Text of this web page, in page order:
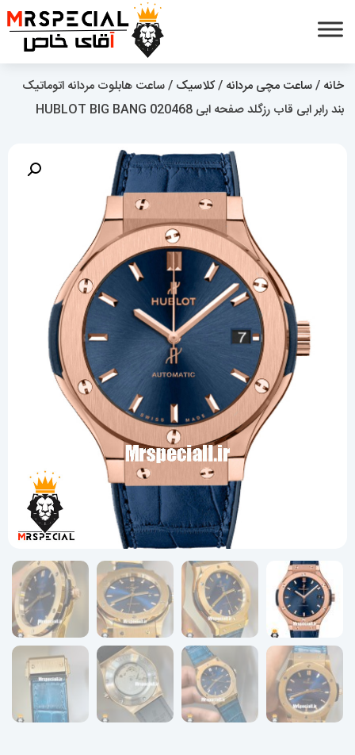
خانه /ساعت مچی مردانه /کلاسیک / ساعت هابلوت مردانه اتوماتیک
بند رابر ابی قاب رزگلد صفحه ابی HUBLOT BIG BANG 020468